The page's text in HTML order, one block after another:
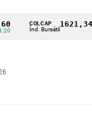
COLCAP
Índ. Bursátil
1621,34 pts